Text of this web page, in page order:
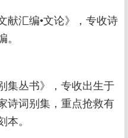
献汇编•文论》，专收诗
集丛书》，专收出生于
诗词别集，重点抢救有
。